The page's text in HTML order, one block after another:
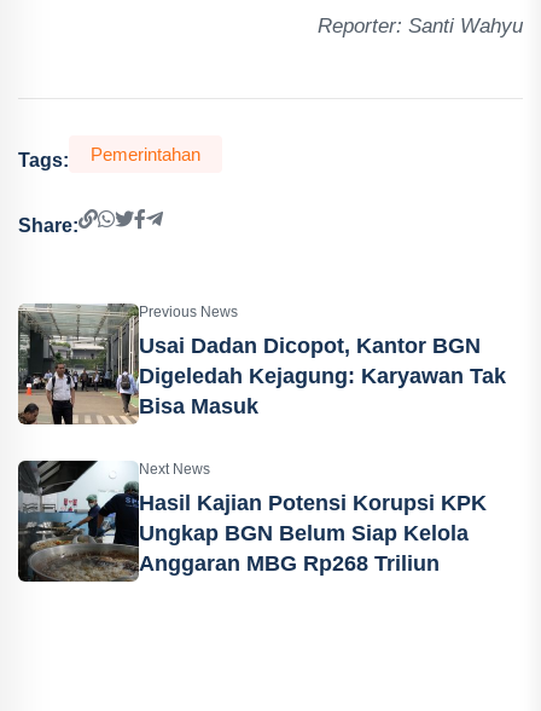
Reporter: Santi Wahyu
Tags: Pemerintahan
Share:
Previous News
Usai Dadan Dicopot, Kantor BGN
Digeledah Kejagung: Karyawan Tak
Bisa Masuk
Next News
Hasil Kajian Potensi Korupsi KPK
Ungkap BGN Belum Siap Kelola
Anggaran MBG Rp268 Triliun